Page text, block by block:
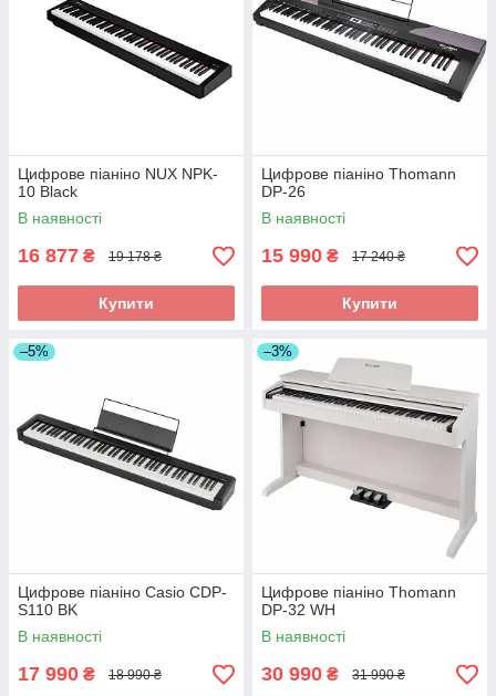
Цифрове піаніно NUX NPK-
10 Black
В наявності
16 877 ₴ 19 178 ₴
Купити
Цифрове піаніно Thomann
DP-26
В наявності
15 990 ₴ 17 240 ₴
Купити
–5%
Цифрове піаніно Casio CDP-
S110 BK
В наявності
17 990 ₴ 18 990 ₴
–3%
Цифрове піаніно Thomann
DP-32 WH
В наявності
30 990 ₴ 31 990 ₴